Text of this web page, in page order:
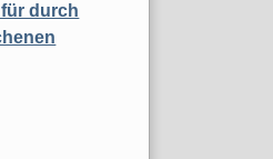
durch